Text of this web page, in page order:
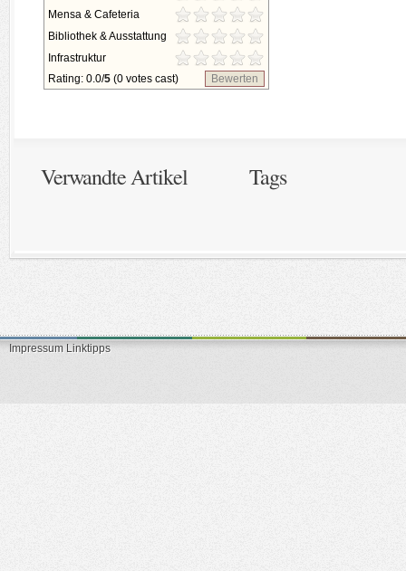
Mensa & Cafeteria
Bibliothek & Ausstattung
Infrastruktur
Rating: 0.0/5 (0 votes cast) Bewerten
Verwandte Artikel Tags
Impressum Linktipps